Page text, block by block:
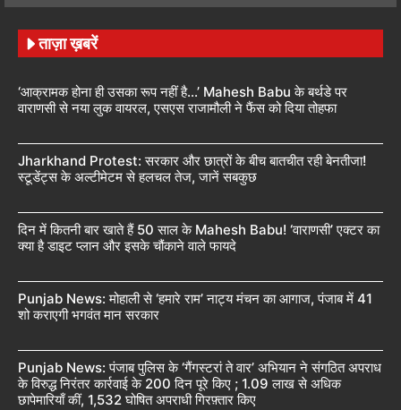
ताज़ा ख़बरें
‘आक्रामक होना ही उसका रूप नहीं है…’ Mahesh Babu के बर्थडे पर
वाराणसी से नया लुक वायरल, एसएस राजामौली ने फैंस को दिया तोहफा
Jharkhand Protest: सरकार और छात्रों के बीच बातचीत रही बेनतीजा!
स्टूडेंट्स के अल्टीमेटम से हलचल तेज, जानें सबकुछ
दिन में कितनी बार खाते हैं 50 साल के Mahesh Babu! ‘वाराणसी’ एक्टर का
क्या है डाइट प्लान और इसके चौंकाने वाले फायदे
Punjab News: मोहाली से ‘हमारे राम’ नाट्य मंचन का आगाज, पंजाब में 41
शो कराएगी भगवंत मान सरकार
Punjab News: पंजाब पुलिस के ‘गैंगस्टरां ते वार’ अभियान ने संगठित अपराध
के विरुद्ध निरंतर कार्रवाई के 200 दिन पूरे किए ; 1.09 लाख से अधिक
छापेमारियाँ कीं, 1,532 घोषित अपराधी गिरफ़्तार किए